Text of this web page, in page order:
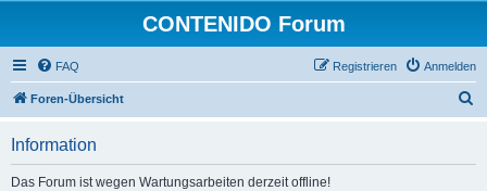
CONTENIDO Forum
FAQ Anmelden
Registrieren
Foren-Übersicht
Information
Das Forum ist wegen Wartungsarbeiten derzeit offline!